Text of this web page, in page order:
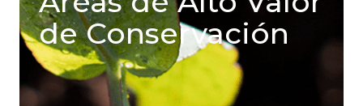
de Conservación